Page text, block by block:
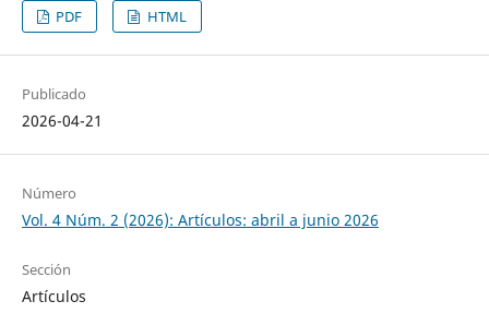
PDF HTML
Publicado
2026-04-21
Número
Vol. 4 Núm. 2 (2026): Artículos: abril a junio 2026
Sección
Artículos